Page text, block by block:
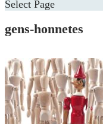
Select Page
gens-honnetes